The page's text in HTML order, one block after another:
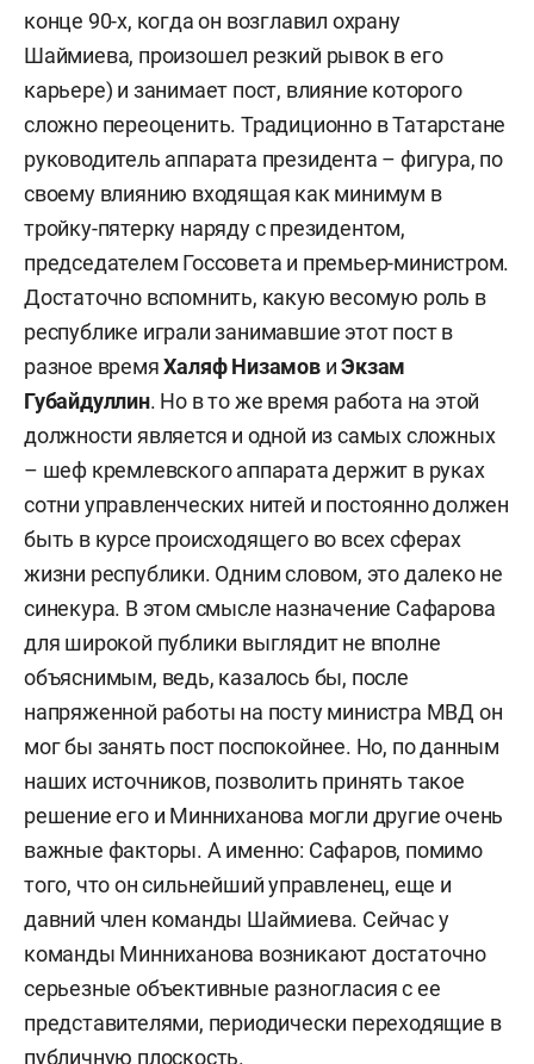
конце 90-х, когда он возглавил охрану
Шаймиева, произошел резкий рывок в его
карьере) и занимает пост, влияние которого
сложно переоценить. Традиционно в Татарстане
руководитель аппарата президента – фигура, по
своему влиянию входящая как минимум в
тройку-пятерку наряду с президентом,
председателем Госсовета и премьер-министром.
Достаточно вспомнить, какую весомую роль в
республике играли занимавшие этот пост в
разное времяХаляф НизамовиЭкзам
Губайдуллин. Но в то же время работа на этой
должности является и одной из самых сложных
– шеф кремлевского аппарата держит в руках
сотни управленческих нитей и постоянно должен
быть в курсе происходящего во всех сферах
жизни республики. Одним словом, это далеко не
синекура. В этом смысле назначение Сафарова
для широкой публики выглядит не вполне
объяснимым, ведь, казалось бы, после
напряженной работы на посту министра МВД он
мог бы занять пост поспокойнее. Но, по данным
наших источников, позволить принять такое
решение его и Минниханова могли другие очень
важные факторы. А именно: Сафаров, помимо
того, что он сильнейший управленец, еще и
давний член команды Шаймиева. Сейчас у
команды Минниханова возникают достаточно
серьезные объективные разногласия с ее
представителями, периодически переходящие в
публичную плоскость.